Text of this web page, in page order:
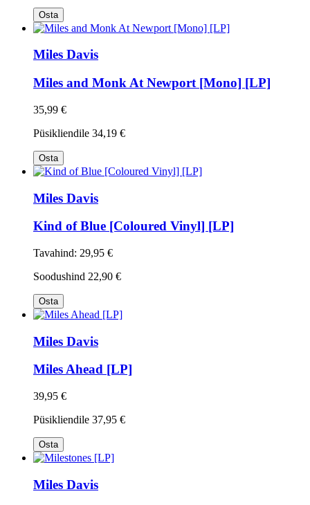
Osta
Miles Davis
Miles and Monk At Newport [Mono] [LP]
35,99 €
Püsikliendile 34,19 €
Osta
Miles Davis
Kind of Blue [Coloured Vinyl] [LP]
Tavahind: 29,95 €
Soodushind 22,90 €
Osta
Miles Davis
Miles Ahead [LP]
39,95 €
Püsikliendile 37,95 €
Osta
Miles Davis